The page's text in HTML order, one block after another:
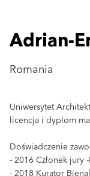
Adrian-
Romania
Uniwersytet
licencja i dyplom
Doświadczenie
- 2016 Członek jury